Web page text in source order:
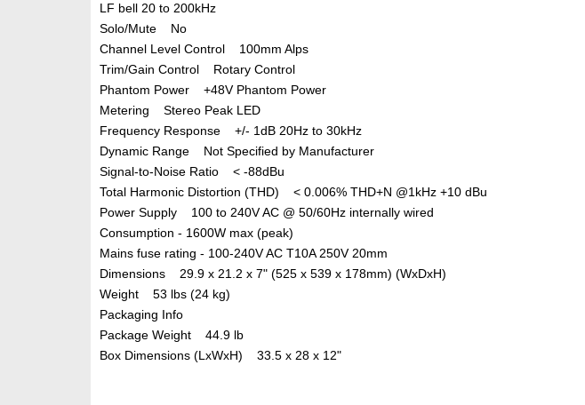
LF bell 20 to 200kHz
Solo/Mute No
Channel Level Control 100mm Alps
Trim/Gain Control Rotary Control
Phantom Power +48V Phantom Power
Metering Stereo Peak LED
Frequency Response +/- 1dB 20Hz to 30kHz
Dynamic Range Not Specified by Manufacturer
Signal-to-Noise Ratio < -88dBu
Total Harmonic Distortion (THD) < 0.006% THD+N @1kHz +10 dBu
Power Supply 100 to 240V AC @ 50/60Hz internally wired
Consumption - 1600W max (peak)
Mains fuse rating - 100-240V AC T10A 250V 20mm
Dimensions 29.9 x 21.2 x 7" (525 x 539 x 178mm) (WxDxH)
Weight 53 lbs (24 kg)
Packaging Info
Package Weight 44.9 lb
Box Dimensions (LxWxH) 33.5 x 28 x 12"